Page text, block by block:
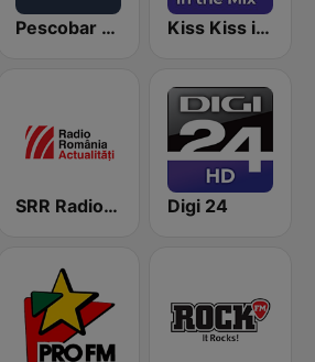
Pescobar Radio Kiss Kiss in the Mix Radio
SRR Radio România Actualităţi Digi 24